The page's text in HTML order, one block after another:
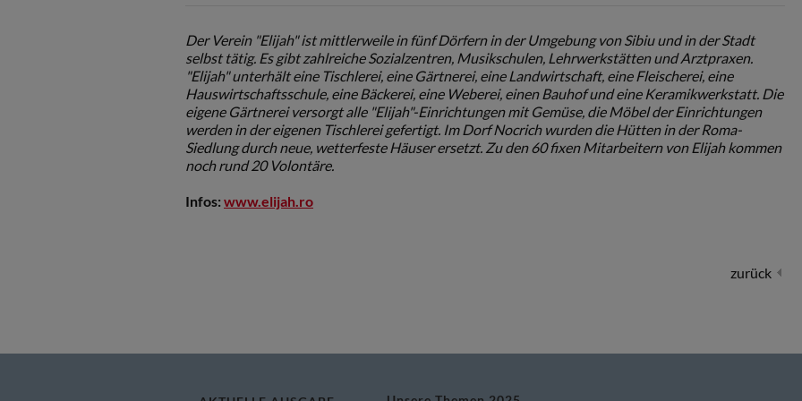
Der Verein "Elijah" ist mittlerweile in fünf Dörfern in der Umgebung von Sibiu und in der Stadt
selbst tätig. Es gibt zahlreiche Sozialzentren, Musikschulen, Lehrwerkstätten und Arztpraxen.
"Elijah" unterhält eine Tischlerei, eine Gärtnerei, eine Landwirtschaft, eine Fleischerei, eine
Hauswirtschaftsschule, eine Bäckerei, eine Weberei, einen Bauhof und eine Keramikwerkstatt. Die
eigene Gärtnerei versorgt alle "Elijah"-Einrichtungen mit Gemüse, die Möbel der Einrichtungen
werden in der eigenen Tischlerei gefertigt. Im Dorf Nocrich wurden die Hütten in der Roma-
Siedlung durch neue, wetterfeste Häuser ersetzt. Zu den 60 fixen Mitarbeitern von Elijah kommen
noch rund 20 Volontäre.
Infos: www.elijah.ro
zurück